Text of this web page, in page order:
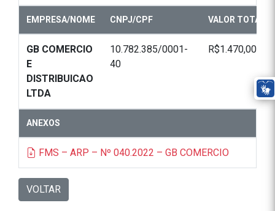
EMPRESA/NOME CNPJ/CPF VALOR TOTAL
GB COMERCIO
E
DISTRIBUICAO
LTDA
10.782.385/0001-
40
R$1.470,00
ANEXOS
FMS – ARP – Nº 040.2022 – GB COMERCIO
VOLTAR